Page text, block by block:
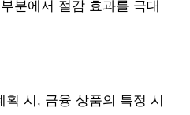
분에서 절감 효과를 극대
획 시, 금융 상품의 특정 시